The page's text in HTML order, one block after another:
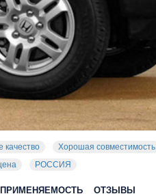
качество Хорошая совместимость
РОССИЯ
ПРИМЕНЯЕМОСТЬ ОТЗЫВЫ